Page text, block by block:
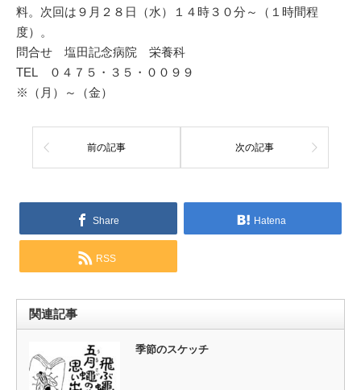
料。次回は９月２８日（水）１４時３０分～（１時間程
度）。
問合せ 塩田記念病院 栄養科
TEL ０４７５・３５・００９９
※（月）～（金）
前の記事 次の記事
Share Hatena
RSS
関連記事
季節のスケッチ